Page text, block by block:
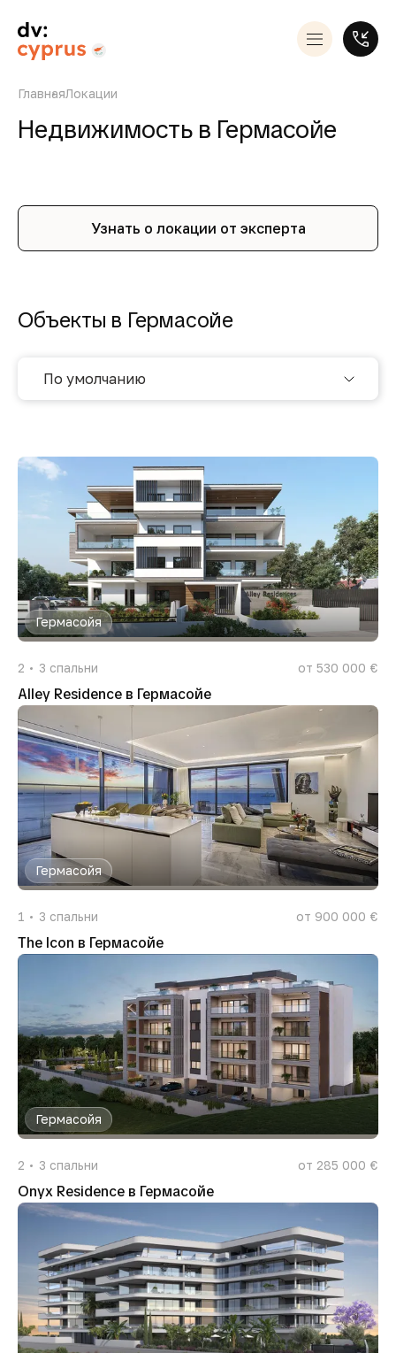
ГлавнаяЛокации
Недвижимость в Гермасойе
Узнать о локации от эксперта
Объекты в Гермасойе
По умолчанию
Гермасойя
2 3 спальни от 530 000 €
Alley Residence в Гермасойе
Гермасойя
1 3 спальни от 900 000 €
The Icon в Гермасойе
Гермасойя
2 3 спальни от 285 000 €
Onyx Residence в Гермасойе